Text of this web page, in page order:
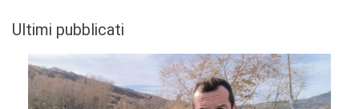
Ultimi pubblicati